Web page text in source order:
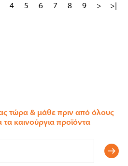
4 5 6 7 8 9 > >|
τώρα & μάθε πριν από όλους
τα καινούργια προϊόντα